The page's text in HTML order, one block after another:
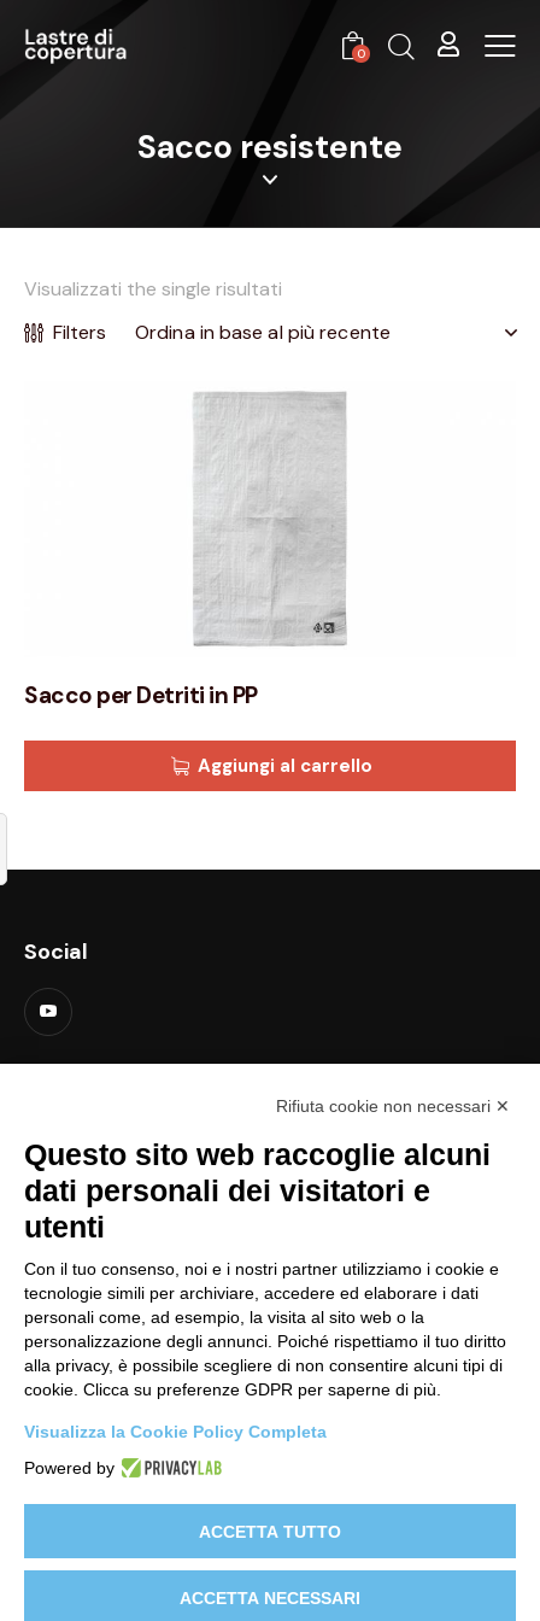
0
Sacco resistente
Visualizzati the single risultati
Filters
Sacco per Detriti in PP
Aggiungi al carrello
Social
Menu
Home
Shop
Video
Contattaci
Informativa Fornitori
Clienti e-commerce
Rifiuta cookie non necessari ✕
Questo sito web raccoglie alcuni
dati personali dei visitatori e
utenti
Con il tuo consenso, noi e i nostri partner utilizziamo i cookie e
tecnologie simili per archiviare, accedere ed elaborare i dati
personali come, ad esempio, la visita al sito web o la
personalizzazione degli annunci. Poiché rispettiamo il tuo diritto
alla privacy, è possibile scegliere di non consentire alcuni tipi di
cookie. Clicca su preferenze GDPR per saperne di più.
Visualizza la Cookie Policy Completa
Powered by
ACCETTA TUTTO
ACCETTA NECESSARI